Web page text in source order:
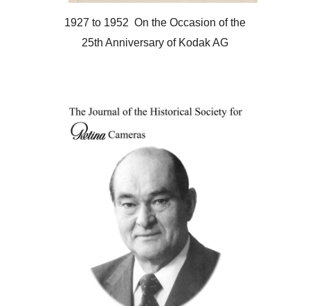
1927 to 1952 On the Occasion of the
25th Anniversary of Kodak AG